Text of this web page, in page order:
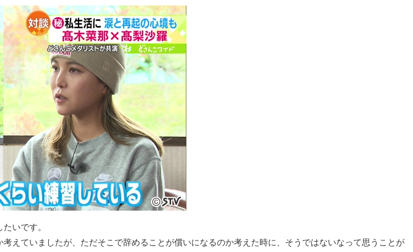
いです。
えていましたが、ただそこで辞めることが償いになるのか考えた時に、そうではないなって思うことが